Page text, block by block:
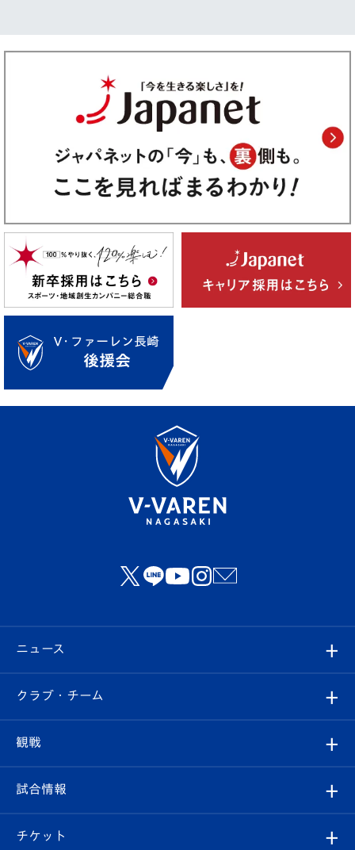
ニュース
すべて
クラブ
試合情報
クラブ・チーム
クラブ概要
観戦
観戦ルール
試合情報
試合日程/結果
チケット